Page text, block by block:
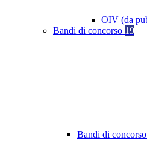
OIV (da
Bandi di concorso 19
Bandi di concorso